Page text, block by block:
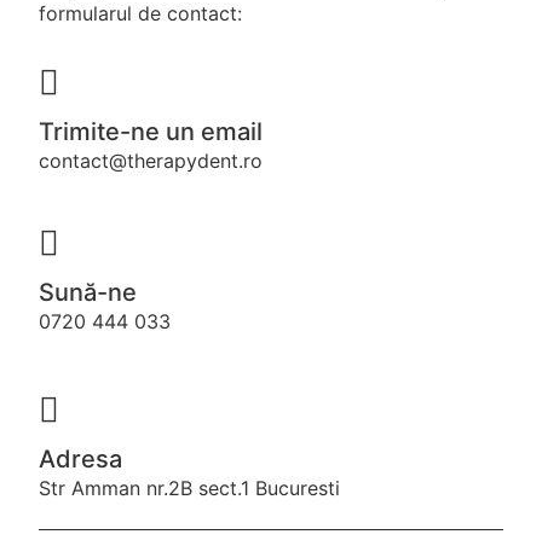
formularul de contact:
Trimite-ne un email
contact@therapydent.ro
Sună-ne
0720 444 033
Adresa
Str Amman nr.2B sect.1 Bucuresti